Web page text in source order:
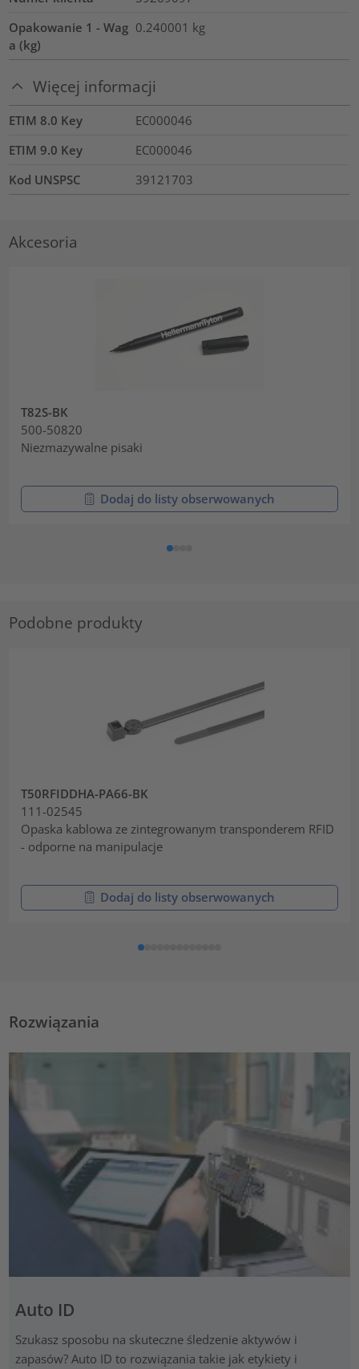
Opakowanie 1 - Wag
a (kg)
0.240001 kg
Więcej informacji
ETIM 8.0 Key
EC000046
ETIM 9.0 Key
EC000046
Kod UNSPSC
39121703
Akcesoria
T82S-BK
500-50820
Niezmazywalne pisaki
Dodaj do listy obserwowanych
Podobne produkty
T50RFIDDHA-PA66-BK
111-02545
Opaska kablowa ze zintegrowanym transponderem RFID
- odporne na manipulacje
Dodaj do listy obserwowanych
Rozwiązania
Auto ID
Szukasz sposobu na skuteczne śledzenie aktywów i
zapasów? Auto ID to rozwiązania takie jak etykiety i